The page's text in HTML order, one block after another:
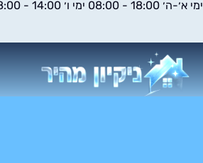
דילוג
ימי א׳-ה׳ 18:00 - 08:00 ימי ו׳ 14:00 - 08:00 שבת וחגים: סגור